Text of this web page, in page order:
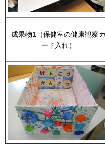
成果物1（保健室の健康観察カ
ード入れ）